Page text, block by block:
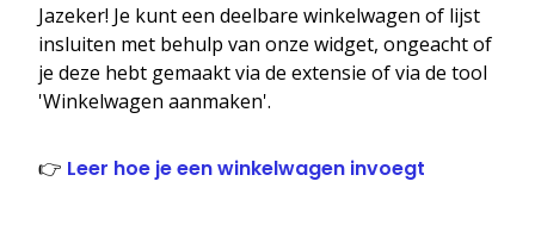
Jazeker! Je kunt een deelbare winkelwagen of lijst
insluiten met behulp van onze widget, ongeacht of
je deze hebt gemaakt via de extensie of via de tool
'Winkelwagen aanmaken'.
👉 Leer hoe je een winkelwagen invoegt